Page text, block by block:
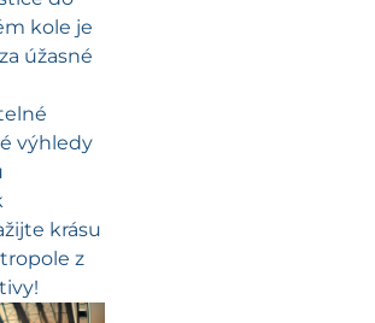
kole je
úžasné
výhledy
krásu
z